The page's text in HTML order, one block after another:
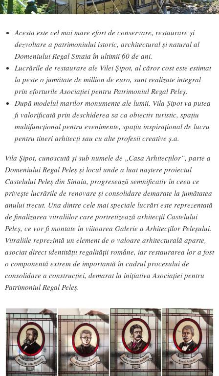
Acesta este cel mai mare efort de conservare, restaurare și
dezvoltare a patrimoniului istoric, architectural și natural al
Domeniului Regal Sinaia în ultimii 60 de ani.
Lucrările de restaurare ale Vilei Șipot, al căror cost este estimat
la peste o jumătate de million de euro, sunt realizate integral
prin eforturile Asociației pentru Patrimoniul Regal Peleș.
După modelul marilor monumente ale lumii, Vila Șipot va putea
fi valorificată prin deschiderea sa ca obiectiv turistic, spațiu
multifuncțional pentru evenimente, spațiu inspirațional de lucru
pentru tineri arhitecți sau cu alte profesii creative ș.a.
Vila Șipot, cunoscută și sub numele de „Casa Arhitecților”, parte a
Domeniului Regal Peleș și locul unde a luat naștere proiectul
Castelului Peleș din Sinaia, progresează semnificativ în ceea ce
privește lucrările de renovare și consolidare demarate la jumătatea
anului trecut. Una dintre cele mai speciale lucrări este reprezentată
de finalizarea vitraliilor care portretizează arhitecții Castelului
Peleș, ce vor fi montate în viitoarea Galerie a Arhitecților Peleșului.
Vitraliile reprezintă un element de o valoare arhitecturală aparte,
asociat direct identității regalității române, iar restaurarea lor a fost
o componentă extrem de importantă în cadrul procesului de
consolidare a construcției, demarat la inițiativa Asociației pentru
Patrimoniul Regal Peleș.